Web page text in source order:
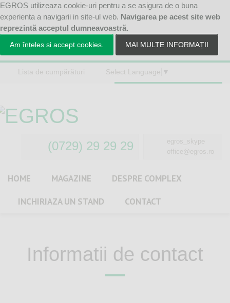
EGROS utilizeaza cookie-uri pentru a se asigura de o buna
experienta a navigarii in site-ul web. Navigarea pe acest site web
reprezintă acceptul dumneavoastră.
Am înțeles și accept cookies. MAI MULTE INFORMAȚII
Lista de cumpărături Select Language ▼
egros_skype
office@egros.ro
(0729) 29 29 29
HOME MAGAZINE DESPRE COMPLEX
INCHIRIAZAUN STAND CONTACT
Informatii de contact